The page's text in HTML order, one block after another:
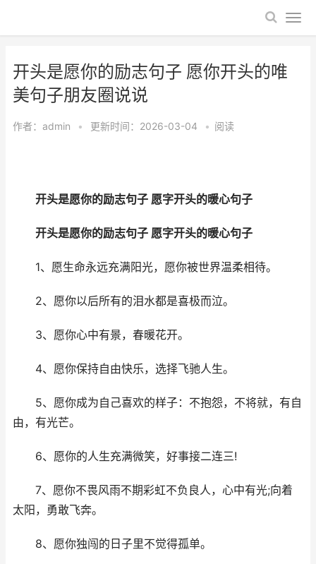
开头是愿你的励志句子 愿你开头的唯
美句子朋友圈说说
作者： admin • 更新时间：2026-03-04 • 阅读
开头是愿你的励志句子 愿字开头的暖心句子
开头是愿你的励志句子 愿字开头的暖心句子
1、愿生命永远充满阳光，愿你被世界温柔相待。
2、愿你以后所有的泪水都是喜极而泣。
3、愿你心中有景，春暖花开。
4、愿你保持自由快乐，选择飞驰人生。
5、愿你成为自己喜欢的样子：不抱怨，不将就，有自
由，有光芒。
6、愿你的人生充满微笑，好事接二连三!
7、愿你不畏风雨不期彩虹不负良人，心中有光;向着
太阳，勇敢飞奔。
8、愿你独闯的日子里不觉得孤单。